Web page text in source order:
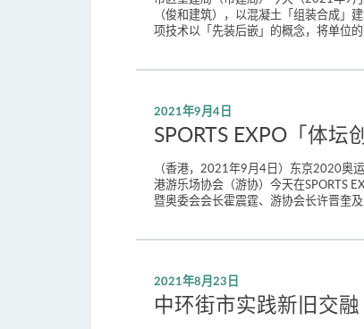
（俊和建筑），以混凝土「组装合成
项技术以「先装后嵌」的概念，将单位
2021年9月4日
SPORTS EXPO「体
（香港，2021年9月4日）东京2020奥
港游乐场协会（游协）今天在SPORTS
暨奥委会会长霍震霆、游协会长许晋奎
2021年8月23日
中环街市实践新旧交